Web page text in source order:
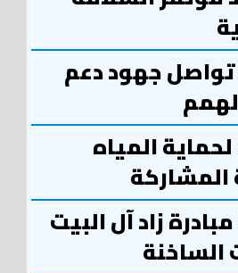
جهود دعم
المياه
زاد آل البيت
الساخنة